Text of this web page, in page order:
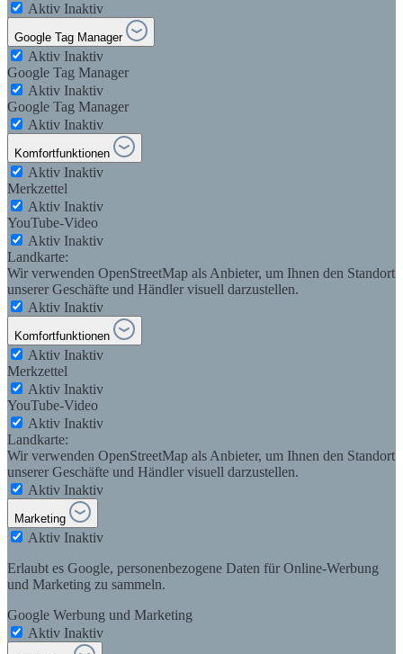
Aktiv Inaktiv
Google Tag Manager
Aktiv Inaktiv
Google Tag Manager
Aktiv Inaktiv
Google Tag Manager
Aktiv Inaktiv
Komfortfunktionen
Aktiv Inaktiv
Merkzettel
Aktiv Inaktiv
YouTube-Video
Aktiv Inaktiv
Landkarte:
Wir verwenden OpenStreetMap als Anbieter, um Ihnen den Standort
unserer Geschäfte und Händler visuell darzustellen.
Aktiv Inaktiv
Komfortfunktionen
Aktiv Inaktiv
Merkzettel
Aktiv Inaktiv
YouTube-Video
Aktiv Inaktiv
Landkarte:
Wir verwenden OpenStreetMap als Anbieter, um Ihnen den Standort
unserer Geschäfte und Händler visuell darzustellen.
Aktiv Inaktiv
Marketing
Aktiv Inaktiv
Erlaubt es Google, personenbezogene Daten für Online-Werbung
und Marketing zu sammeln.
Google Werbung und Marketing
Aktiv Inaktiv